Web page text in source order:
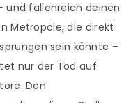
fallenreich deinen
Metropole, die direkt
sein könnte –
nur der Tod auf
Den